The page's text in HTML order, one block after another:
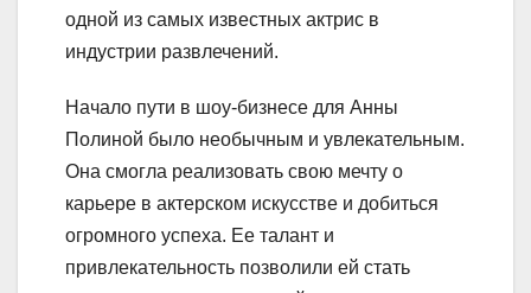
одной из самых известных актрис в
индустрии развлечений.
Начало пути в шоу-бизнесе для Анны
Полиной было необычным и увлекательным.
Она смогла реализовать свою мечту о
карьере в актерском искусстве и добиться
огромного успеха. Ее талант и
привлекательность позволили ей стать